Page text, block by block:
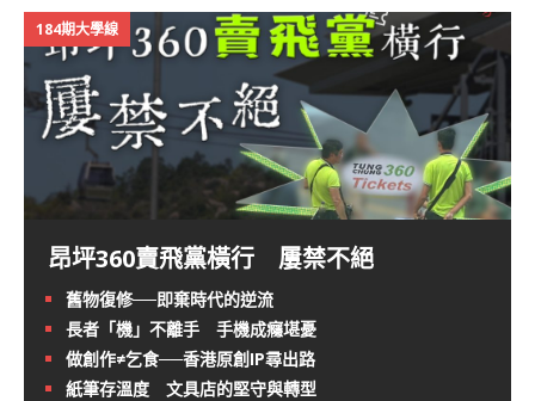
184期大學線
昂坪360賣飛黨橫行 屢禁不絕
舊物復修──即棄時代的逆流
長者「機」不離手 手機成癮堪憂
做創作≠乞食──香港原創IP尋出路
紙筆存溫度 文具店的堅守與轉型